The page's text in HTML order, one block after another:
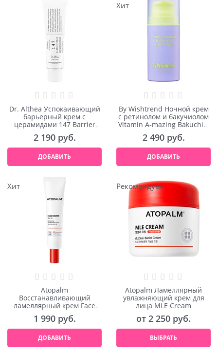
Dr. Althea Успокаивающий
барьерный крем с
церамидами 147 Barrier
Cream 50ml
2 190 руб.
ДОБАВИТЬ
Хит
By Wishtrend Ночной крем
с ретинолом и бакучиолом
Vitamin A-mazing Bakuchiol
Night Cream 30ml
2 490 руб.
ДОБАВИТЬ
Хит
Atopalm
Восстанавливающий
ламеллярный крем Face
Cream 35ml
1 990 руб.
ДОБАВИТЬ
Рекомендуем
Atopalm Ламеллярный
увлажняющий крем для
лица MLE Cream
от 2 250 руб.
ВЫБРАТЬ